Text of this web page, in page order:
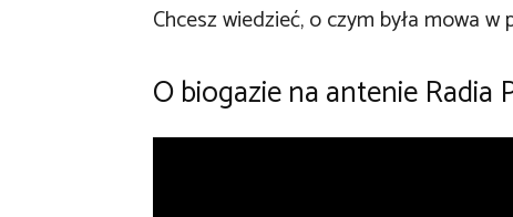
Chcesz wiedzieć, o czym była mowa w
O biogazie na antenie Radia